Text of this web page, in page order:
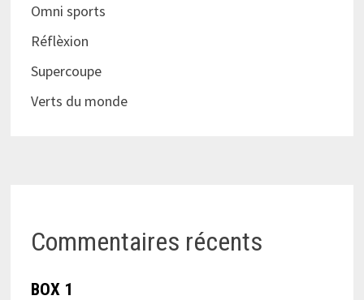
Omni sports
Réflèxion
Supercoupe
Verts du monde
Commentaires récents
BOX 1